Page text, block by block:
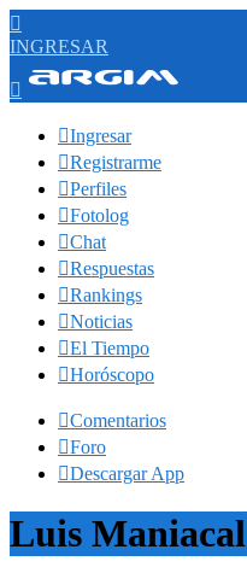

INGRESAR

Ingresar
Registrarme
Perfiles
Fotolog
Chat
Respuestas
Rankings
Noticias
El Tiempo
Horóscopo
Comentarios
Foro
Descargar App
Luis Maniacal